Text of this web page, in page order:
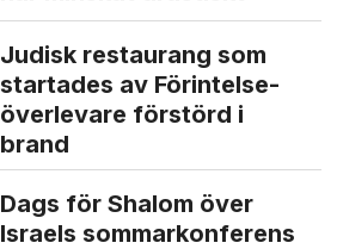
Judisk restaurang som
startades av Förintelse­
överlevare förstörd i
brand
Dags för Shalom över
Israels sommarkonferens